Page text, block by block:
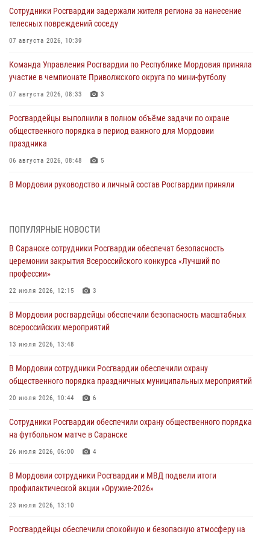
Сотрудники Росгвардии задержали жителя региона за нанесение
телесных повреждений соседу
07 августа 2026, 10:39
Команда Управления Росгвардии по Республике Мордовия приняла
участие в чемпионате Приволжского округа по мини-футболу
07 августа 2026, 08:33 3
Росгвардейцы выполнили в полном объёме задачи по охране
общественного порядка в период важного для Мордовии
праздника
06 августа 2026, 08:48 5
В Мордовии руководство и личный состав Росгвардии приняли
06 августа 2026, 08:14 9
В Саранске сотрудники Росгвардии задержали дебошира,
повредившего имущество в кафе
06 августа 2026, 07:03
незамедлительно
05 августа 2026, 15:04
подозреваемого в причинении телесных повреждений супруге
05 августа 2026, 12:34
проведения масштабного праздника в Темникове
05 августа 2026, 09:04 4
ПОПУЛЯРНЫЕ НОВОСТИ
В Саранске сотрудники Росгвардии обеспечат безопасность
церемонии закрытия Всероссийского конкурса «Лучший по
профессии»
22 июля 2026, 12:15 3
В Мордовии росгвардейцы обеспечили безопасность масштабных
всероссийских мероприятий
13 июля 2026, 13:48
В Мордовии сотрудники Росгвардии обеспечили охрану
общественного порядка праздничных муниципальных мероприятий
20 июля 2026, 10:44 6
Сотрудники Росгвардии обеспечили охрану общественного порядка
на футбольном матче в Саранске
26 июля 2026, 06:00 4
В Мордовии сотрудники Росгвардии и МВД подвели итоги
профилактической акции «Оружие‑2026»
23 июля 2026, 13:10
Росгвардейцы обеспечили спокойную и безопасную атмосферу на